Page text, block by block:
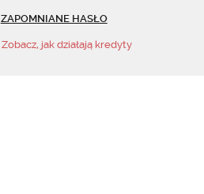
ZAPOMNIANE HASŁO
Zobacz, jak działają kredyty